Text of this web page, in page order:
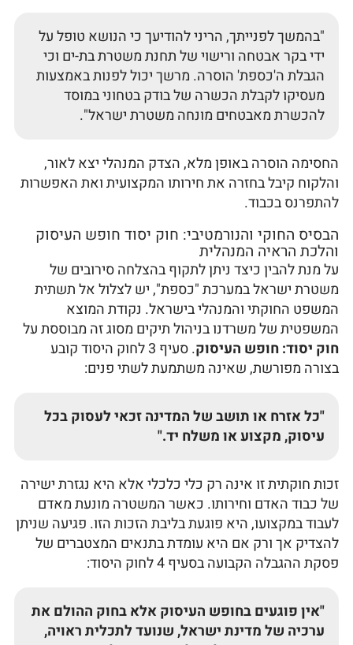
"בהמשך לפנייתך, הריני להודיעך כי הנושא טופל על
ידי בקר אבטחה ורישוי של תחנת משטרת בת-ים וכי
הגבלת ה'כספת' הוסרה. מרשך יכול לפנות באמצעות
מעסיקו לקבלת הכשרה של בודק בטחוני במוסד
להכשרת מאבטחים מונחה משטרת ישראל".
החסימה הוסרה באופן מלא, הצדק המנהלי יצא לאור,
והלקוח קיבל בחזרה את חירותו המקצועית ואת האפשרות
להתפרנס בכבוד.
הבסיס החוקי והנורמטיבי: חוק יסוד חופש העיסוק
והלכת הראיה המנהלית
על מנת להבין כיצד ניתן לתקוף בהצלחה סירובים של
משטרת ישראל במערכת "כספת", יש לצלול אל תשתית
המשפט החוקתי והמנהלי בישראל. נקודת המוצא
המשפטית של משרדנו בניהול תיקים מסוג זה מבוססת על
חוק יסוד: חופש העיסוק
. סעיף 3 לחוק היסוד קובע
בצורה מפורשת, שאינה משתמעת לשתי פנים:
"כל אזרח או תושב של המדינה זכאי לעסוק בכל
עיסוק, מקצוע או משלח יד."
זכות חוקתית זו אינה רק כלי כלכלי אלא היא נגזרת ישירה
של כבוד האדם וחירותו. כאשר המשטרה מונעת מאדם
לעבוד במקצועו, היא פוגעת בליבת הזכות הזו. פגיעה שניתן
להצדיק אך ורק אם היא עומדת בתנאים המצטברים של
פסקת ההגבלה הקבועה בסעיף 4 לחוק היסוד:
"אין פוגעים בחופש העיסוק אלא בחוק ההולם את
ערכיה של מדינת ישראל, שנועד לתכלית ראויה,